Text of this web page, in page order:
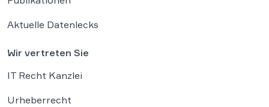
Aktuelle Datenlecks
Wir vertreten Sie
IT Recht Kanzlei
Urheberrecht